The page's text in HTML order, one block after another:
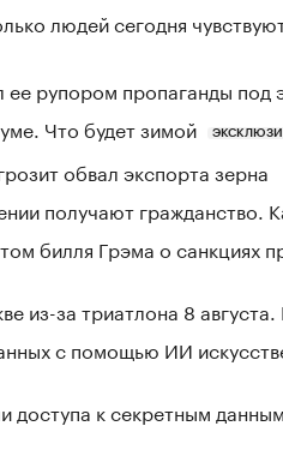
людей сегодня
ее рупором пропаганды под
Что будет зимой
обвал экспорта зерна
получают гражданство.
билля Грэма о санкциях
из-за триатлона 8 августа.
с помощью ИИ
к секретным